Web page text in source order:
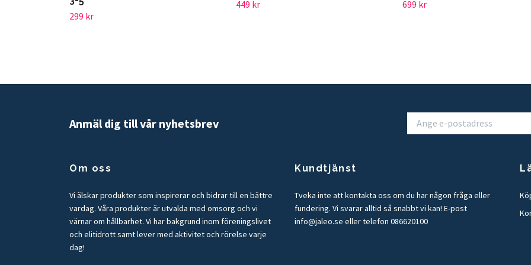
299 kr
449 kr 699 kr
Anmäl dig till vår nyhetsbrev
Om oss
Vi älskar produkter som inspirerar och bidrar till en bättre
vardag. Våra produkter är utvalda med omsorg och vi
värnar om hållbarhet. Vi har bakgrund inom föreningslivet
och elitidrott samt lever med aktivitet och rörelse varje
dag!
Kundtjänst
Tveka inte att kontakta oss om du har någon fråga eller
fundering. Vi svarar alltid så snabbt vi kan! E-post
info@jaleo.se eller telefon 086620100